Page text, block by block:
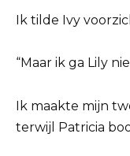
Ik tilde Ivy
“Maar ik ga Lily
Ik maakte mijn
terwijl Patricia